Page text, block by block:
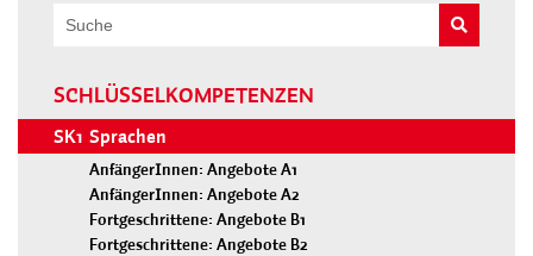
SCHLÜSSELKOMPETENZEN
SK1 Sprachen
AnfängerInnen: Angebote A1
AnfängerInnen: Angebote A2
Fortgeschrittene: Angebote B1
Fortgeschrittene: Angebote B2